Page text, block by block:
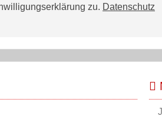
zu. Datenschutz